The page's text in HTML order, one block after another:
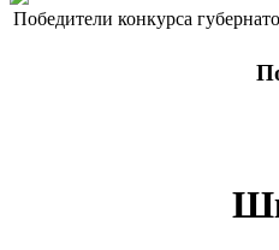
Победители конкурса